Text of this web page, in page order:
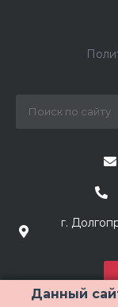
Данный
г.